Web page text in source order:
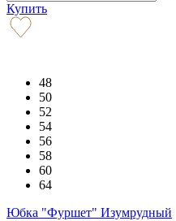
Купить
48
50
52
54
56
58
60
64
Юбка "Фуршет" Изумрудный